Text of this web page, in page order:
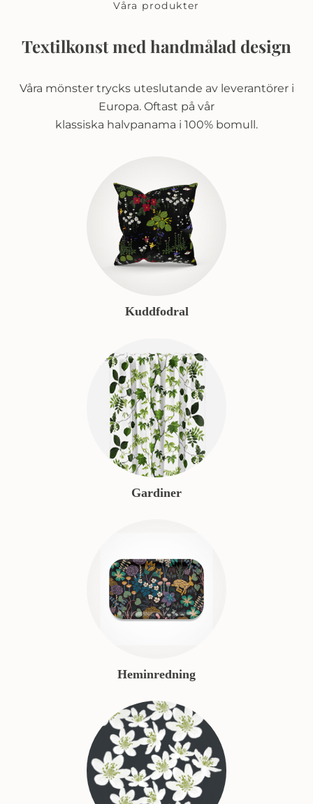
Våra produkter
Textilkonst med handmålad design
Våra mönster trycks uteslutande av leverantörer i
Europa. Oftast på vår
klassiska halvpanama i 100% bomull.
Kuddfodral
Gardiner
Heminredning